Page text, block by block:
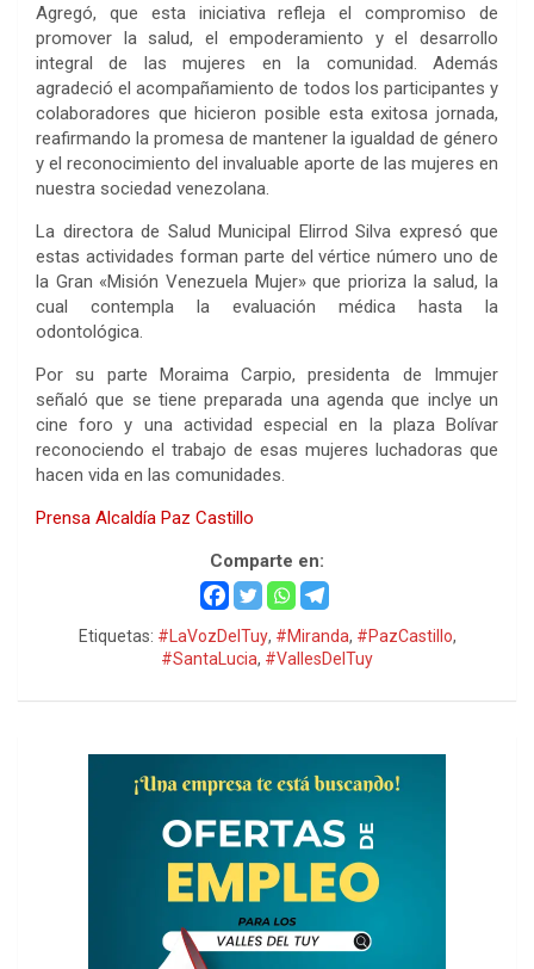
Agregó, que esta iniciativa refleja el compromiso de
promover la salud, el empoderamiento y el desarrollo
integral de las mujeres en la comunidad. Además
agradeció el acompañamiento de todos los participantes y
colaboradores que hicieron posible esta exitosa jornada,
reafirmando la promesa de mantener la igualdad de género
y el reconocimiento del invaluable aporte de las mujeres en
nuestra sociedad venezolana.
La directora de Salud Municipal Elirrod Silva expresó que
estas actividades forman parte del vértice número uno de
la Gran «Misión Venezuela Mujer» que prioriza la salud, la
cual contempla la evaluación médica hasta la
odontológica.
Por su parte Moraima Carpio, presidenta de Immujer
señaló que se tiene preparada una agenda que inclye un
cine foro y una actividad especial en la plaza Bolívar
reconociendo el trabajo de esas mujeres luchadoras que
hacen vida en las comunidades.
Prensa Alcaldía Paz Castillo
Comparte en:
Etiquetas: #LaVozDelTuy, #Miranda, #PazCastillo,
#SantaLucia, #VallesDelTuy